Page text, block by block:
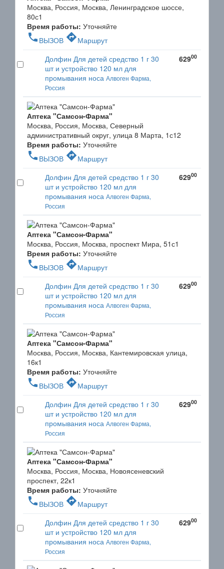
Москва, Россия, Москва, Ленинградское шоссе,
80с1
Время работы: Уточняйте
phone ВЫЗОВ directionsМаршрут
Долфин Для детей средство 1 г 30
шт и устройство 120 мл для
промывания носа Алвоген Фарма,
Россия
62900
Аптека "Самсон-Фарма"
Москва, Россия, Москва, Северный
административный округ, улица 8 Марта, 1с12
Время работы: Уточняйте
phone ВЫЗОВ directionsМаршрут
Долфин Для детей средство 1 г 30
шт и устройство 120 мл для
промывания носа Алвоген Фарма,
Россия
62900
Аптека "Самсон-Фарма"
Москва, Россия, Москва, проспект Мира, 51с1
Время работы: Уточняйте
phone ВЫЗОВ directionsМаршрут
Долфин Для детей средство 1 г 30
шт и устройство 120 мл для
промывания носа Алвоген Фарма,
Россия
62900
Аптека "Самсон-Фарма"
Москва, Россия, Москва, Кантемировская улица,
16к1
Время работы: Уточняйте
phone ВЫЗОВ directionsМаршрут
Долфин Для детей средство 1 г 30
шт и устройство 120 мл для
промывания носа Алвоген Фарма,
Россия
62900
Аптека "Самсон-Фарма"
Москва, Россия, Москва, Новоясеневский
проспект, 22к1
Время работы: Уточняйте
phone ВЫЗОВ directionsМаршрут
Долфин Для детей средство 1 г 30
шт и устройство 120 мл для
промывания носа Алвоген Фарма,
Россия
62900